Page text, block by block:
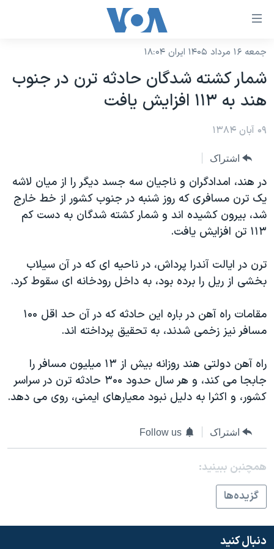
لینکهای
دسترسی
جهش
محتوای
اصلی
جهش
اصلی
جهش
به
جستجو
نسخه سبک وب‌سایت
موضوع ها
ایران
آمریکا
ورزشی
گزیده‌ها
ویدیوها
فرهنگ و زندگی
حقوق شهروندی
اقتصادی
اسرائیل در جنگ
گالری عکس
برنامه های تلویزیونی
جدول برنامه ها
صفحه‌های ویژه
جام جهانی ۲۰۲۶
عملیات خشم حماسی
بایگانی برنامه‌های تلویزیونی
مستندها
انتخابات ریاست جمهوری آمریکا ۲۰۲۴
حمله جمهوری اسلامی به اسرائیل
ورزش زنان در ایران
اعتراضات زن، زندگی، آزادی
تریبونال مردمی آبان ۹۸
دادگاه حمید نوری
چهل سال گروگان‌گیری
قانون شفافیت دارائی کادر رهبری ایران
اعتراضات مردمی آبان ۹۸
فرکانس‌های صدای آمریکا
پخش رادیویی
دنبال کنید
زبانهای مختلف
جمعه ۱۶ مرداد ۱۴۰۵ ایران ۱۸:۰۴
شمار کشته شدگان حادثه ترن در جنوب
هند به ۱۱۳ افزايش يافت
۰۹ آبان ۱۳۸۴
اشتراک
در هند، امدادگران و ناجيان سه جسد ديگر را از میان لاشه
یک ترن مسافری که روز شنبه در جنوب کشور از خط خارج
شد، بيرون کشيده اند و شمار کشته شدگان به دست کم
۱۱۳ تن افزایش يافت.
ترن در ايالت آندرا پرداش، در ناحیه ای که در آن سيلاب
بخشی از ريل را برده بود، به داخل رودخانه ای سقوط کرد.
مقامات راه آهن در باره این حادثه که در آن حد اقل ۱۰۰
مسافر نيز زخمی شدند، به تحقیق پرداخته اند.
راه آهن دولتی هند روزانه بیش از ۱۳ ميليون مسافر را
جابجا می کند، و هر سال حدود ۳۰۰ حادثه ترن در سراسر
کشور، و اکثرا به دلیل نبود معیارهای ايمنی، روی می دهد.
اشتراک Follow us
همچنبن ببینید:
گزيده‌ها
دنبال کنید